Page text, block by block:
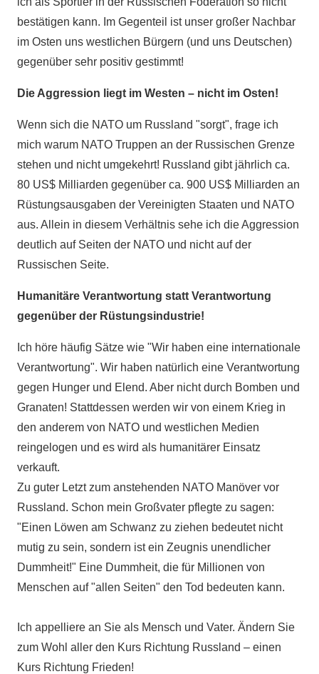
bestätigen kann. Im Gegenteil ist unser großer Nachbar
im Osten uns westlichen Bürgern (und uns Deutschen)
gegenüber sehr positiv gestimmt!
Die Aggression liegt im Westen – nicht im Osten!
Wenn sich die NATO um Russland "sorgt", frage ich
mich warum NATO Truppen an der Russischen Grenze
stehen und nicht umgekehrt! Russland gibt jährlich ca.
80 US$ Milliarden gegenüber ca. 900 US$ Milliarden an
Rüstungsausgaben der Vereinigten Staaten und NATO
aus. Allein in diesem Verhältnis sehe ich die Aggression
deutlich auf Seiten der NATO und nicht auf der
Russischen Seite.
Humanitäre Verantwortung statt Verantwortung
gegenüber der Rüstungsindustrie!
Ich höre häufig Sätze wie "Wir haben eine internationale
Verantwortung". Wir haben natürlich eine Verantwortung
gegen Hunger und Elend. Aber nicht durch Bomben und
Granaten! Stattdessen werden wir von einem Krieg in
den anderem von NATO und westlichen Medien
reingelogen und es wird als humanitärer Einsatz
verkauft.
Zu guter Letzt zum anstehenden NATO Manöver vor
Russland. Schon mein Großvater pflegte zu sagen:
"Einen Löwen am Schwanz zu ziehen bedeutet nicht
mutig zu sein, sondern ist ein Zeugnis unendlicher
Dummheit!" Eine Dummheit, die für Millionen von
Menschen auf "allen Seiten" den Tod bedeuten kann.
Ich appelliere an Sie als Mensch und Vater. Ändern Sie
zum Wohl aller den Kurs Richtung Russland – einen
Kurs Richtung Frieden!